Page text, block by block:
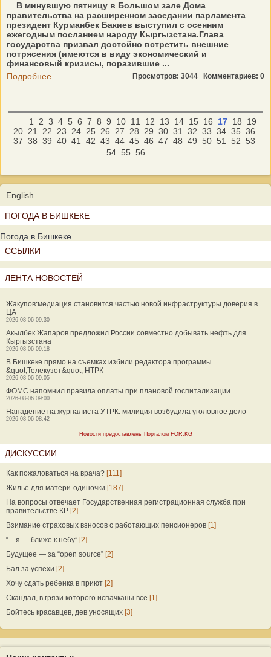
В минувшую пятницу в Большом зале Дома
правительства на расширенном заседании парламента
президент Курманбек Бакиев выступил с осенним
ежегодным посланием народу Кыргызстана.Глава
государства призвал достойно встретить внешние
потрясения (имеются в виду экономический и
финансовый кризисы, поразившие ...
Подробнее...
Просмотров: 3044 Комментариев: 0
1 2 3 4 5 6 7 8 9 10 11 12 13 14 15 16 17 18
19
20 21 22 23 24 25 26 27 28 29 30 31 32 33 34 35 36
37 38 39 40 41 42 43 44 45 46 47 48 49 50 51 52 53
54 55 56
English
ПОГОДА В БИШКЕКЕ
Погода в Бишкеке
ССЫЛКИ
ЛЕНТА НОВОСТЕЙ
Жакупов:медиация становится частью новой инфраструктуры доверия в
ЦА
2026-08-06 09:30
Акылбек Жапаров предложил России совместно добывать нефть для
Кыргызстана
2026-08-06 09:18
В Бишкеке прямо на съемках избили редактора программы
&quot;Телекузот&quot; НТРК
2026-08-06 09:05
ФОМС напомнил правила оплаты при плановой госпитализации
2026-08-06 09:00
Нападение на журналиста УТРК: милиция возбудила уголовное дело
2026-08-06 08:42
Новости предоставлены Порталом FOR.KG
ДИСКУССИИ
Как пожаловаться на врача? [111]
Жилье для матери-одиночки [187]
На вопросы отвечает Государственная регистрационная служба при
правительстве КР [2]
Взимание страховых взносов с работающих пенсионеров [1]
“…я — ближе к небу” [2]
Будущее — за “open source” [2]
Бал за успехи [2]
Хочу сдать ребенка в приют [2]
Скандал, в грязи которого испачканы все [1]
Бойтесь красавцев, дев уносящих [3]